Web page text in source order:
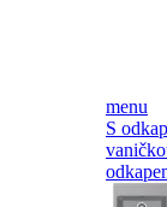
menu
S